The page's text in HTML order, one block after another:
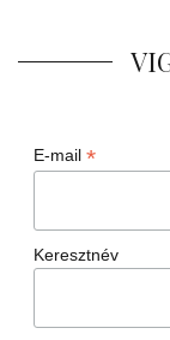
E-mail *
Keresztnév